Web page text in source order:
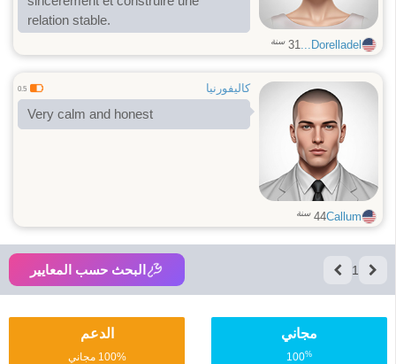
relation stable.
Dorelladel...
31 سنة
كاليفورنيا 0.5
Very calm and honest
Callum
44 سنة
1 البحث حسب المعايير
مجاني
100%
الدعم
100% مجاني